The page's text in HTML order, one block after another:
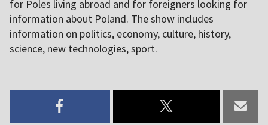
for Poles living abroad and for foreigners looking for
information about Poland. The show includes
information on politics, economy, culture, history,
science, new technologies, sport.